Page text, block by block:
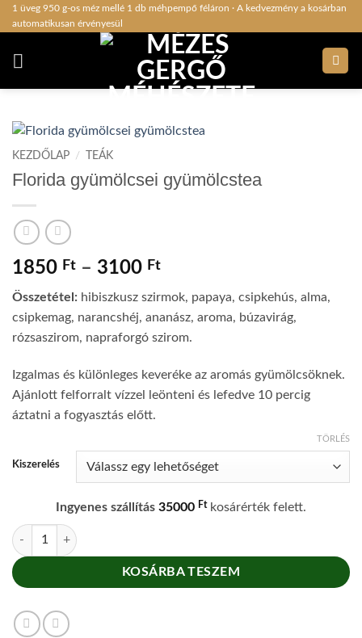
Skip1 üveg 950 g-os méz mellé 1 db méhpempő féláron · A kedvezmény a kosárban
automatikusan érvényesül
KEZDŐLAP / TEÁK
Florida gyümölcsei gyümölcstea
1850 Ft – 3100 FtÁrtartomány:
-
3100 Ft
Összetétel: hibiszkusz szirmok, papaya, csipkehús, alma,
csipkemag, narancshéj, ananász, aroma, búzavirág,
rózsaszirom, napraforgó szirom.
Izgalmas és különleges keveréke az aromás gyümölcsöknek.
Ajánlott felforralt vízzel leönteni és lefedve 10 percig
áztatni a fogyasztás előtt.
Kiszerelés
TÖRLÉS
Ingyenes szállítás 35000 Ftkosárérték felett.
Florida gyümölcsei gyümölcstea mennyiség
KOSÁRBA TESZEM